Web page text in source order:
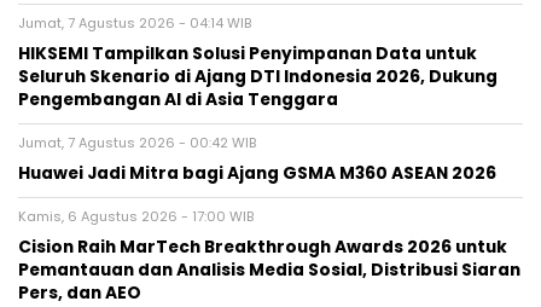
Jumat, 7 Agustus 2026 - 04:14 WIB
HIKSEMI Tampilkan Solusi Penyimpanan Data untuk
Seluruh Skenario di Ajang DTI Indonesia 2026, Dukung
Pengembangan AI di Asia Tenggara
Jumat, 7 Agustus 2026 - 00:42 WIB
Huawei Jadi Mitra bagi Ajang GSMA M360 ASEAN 2026
Kamis, 6 Agustus 2026 - 17:00 WIB
Cision Raih MarTech Breakthrough Awards 2026 untuk
Pemantauan dan Analisis Media Sosial, Distribusi Siaran
Pers, dan AEO